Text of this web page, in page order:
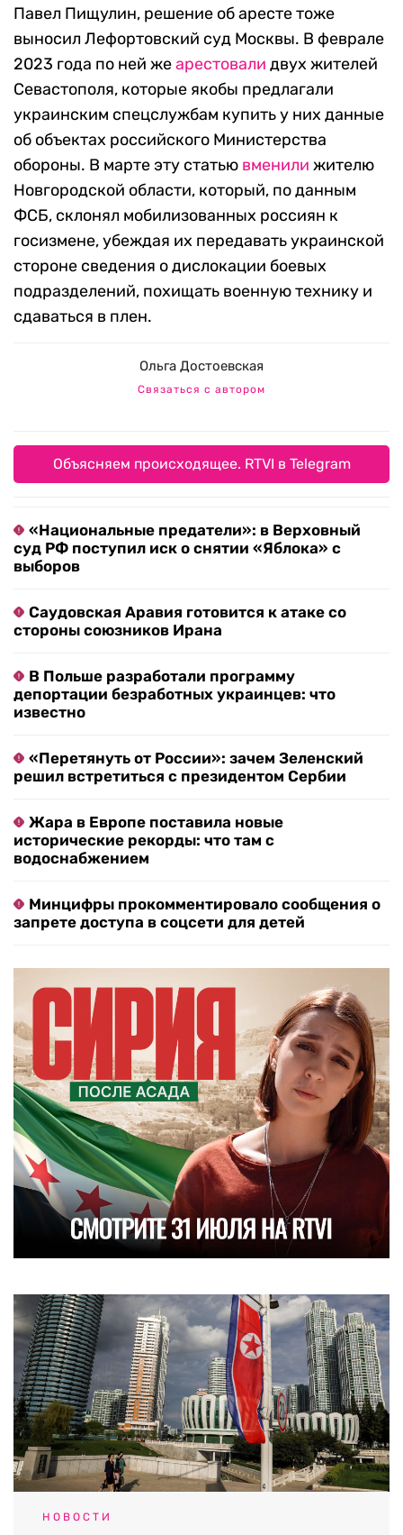
Павел Пищулин, решение об аресте тоже
выносил Лефортовский суд Москвы. В феврале
2023 года по ней жеарестовали двух жителей
Севастополя, которые якобы предлагали
украинским спецслужбам купить у них данные
об объектах российского Министерства
обороны. В марте эту статью вменили жителю
Новгородской области, который, по данным
ФСБ, склонял мобилизованных россиян к
госизмене, убеждая их передавать украинской
стороне сведения о дислокации боевых
подразделений, похищать военную технику и
сдаваться в плен.
Ольга Достоевская
Связаться с автором
Объясняем происходящее. RTVI в Telegram
«Национальные предатели»: в Верховный
суд РФ поступил иск о снятии «Яблока» с
выборов
Саудовская Аравия готовится к атаке со
стороны союзников Ирана
В Польше разработали программу
депортации безработных украинцев: что
известно
«Перетянуть от России»: зачем Зеленский
решил встретиться с президентом Сербии
Жара в Европе поставила новые
исторические рекорды: что там с
водоснабжением
Минцифры прокомментировало сообщения о
запрете доступа в соцсети для детей
НОВОСТИ